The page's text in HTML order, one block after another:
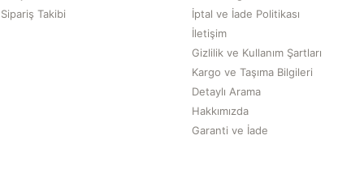
Sipariş Takibi
İptal ve İade Politikası
İletişim
Gizlilik ve Kullanım Şartları
Kargo ve Taşıma Bilgileri
Detaylı Arama
Hakkımızda
Garanti ve İade